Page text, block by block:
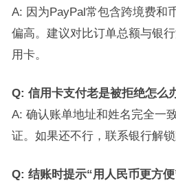
A: 因为PayPal常包含跨境费和
偏高。建议对比订单总额与银
用卡。
Q: 信用卡支付老是被拒绝怎么
A: 确认账单地址和姓名完全一
证。如果还不行，联系银行解锁
Q: 结账时提示“用人民币更方便